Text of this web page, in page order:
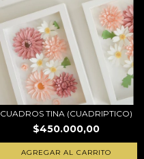
CUADROS TINA (CUADRIPTICO)
$450.000,00